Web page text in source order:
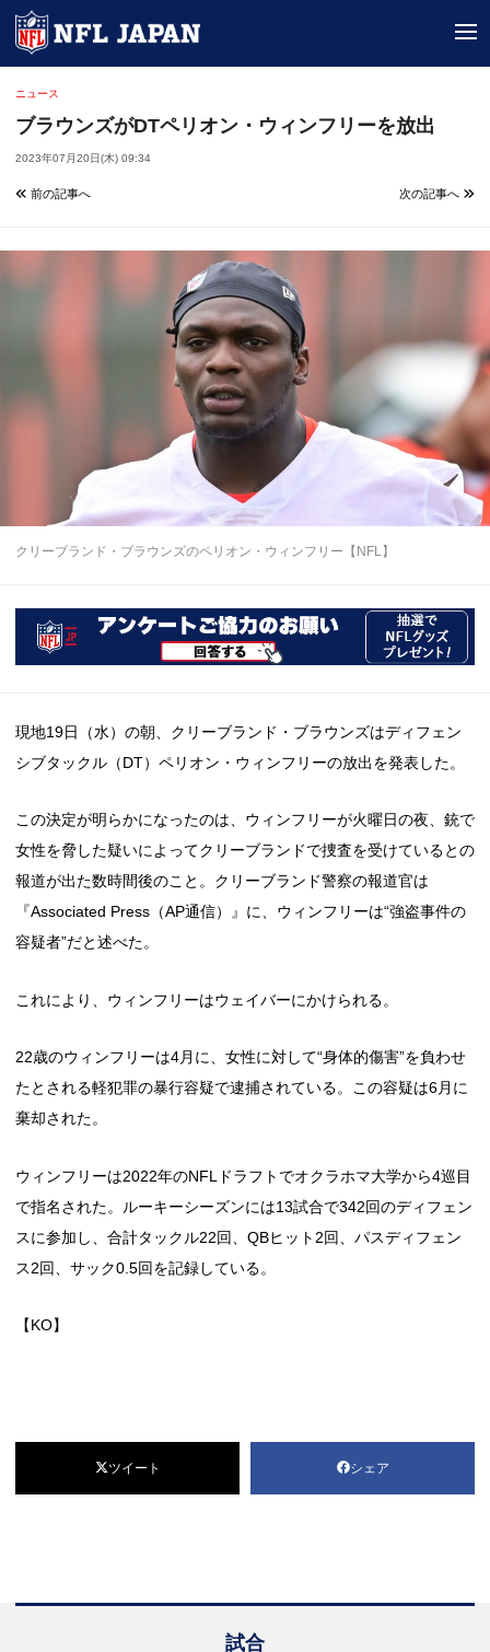
ニュース
ブラウンズがDTペリオン・ウィンフリーを放出
2023年07月20日(木) 09:34
前の記事へ 次の記事へ
クリーブランド・ブラウンズのペリオン・ウィンフリー【NFL】
現地19日（水）の朝、クリーブランド・ブラウンズはディフェン
シブタックル（DT）ペリオン・ウィンフリーの放出を発表した。
この決定が明らかになったのは、ウィンフリーが火曜日の夜、銃で
女性を脅した疑いによってクリーブランドで捜査を受けているとの
報道が出た数時間後のこと。クリーブランド警察の報道官は
『Associated Press（AP通信）』に、ウィンフリーは“強盗事件の
容疑者”だと述べた。
これにより、ウィンフリーはウェイバーにかけられる。
22歳のウィンフリーは4月に、女性に対して“身体的傷害”を負わせ
たとされる軽犯罪の暴行容疑で逮捕されている。この容疑は6月に
棄却された。
ウィンフリーは2022年のNFLドラフトでオクラホマ大学から4巡目
で指名された。ルーキーシーズンには13試合で342回のディフェン
スに参加し、合計タックル22回、QBヒット2回、パスディフェン
ス2回、サック0.5回を記録している。
【KO】
ツイート シェア
試合